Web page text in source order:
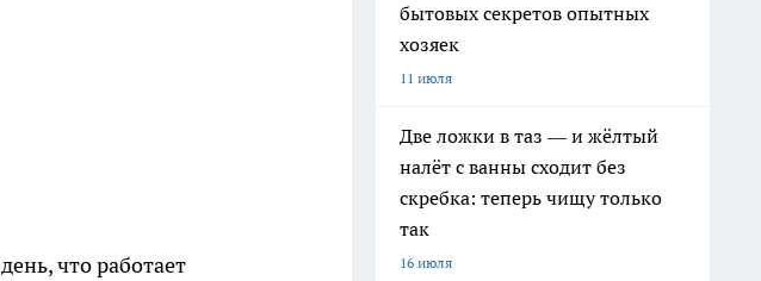
что работает
бытовых секретов опытных
хозяек
11 июля
Две ложки в таз — и жёлтый
налёт с ванны сходит без
скребка: теперь чищу только
так
16 июля